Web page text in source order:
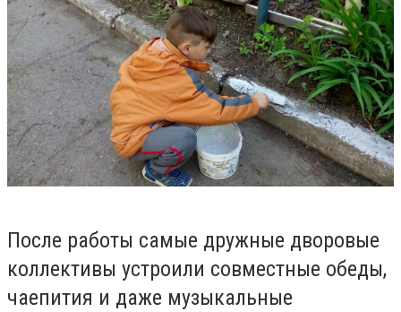
После работы самые дружные дворовые
коллективы устроили совместные обеды,
чаепития и даже музыкальные